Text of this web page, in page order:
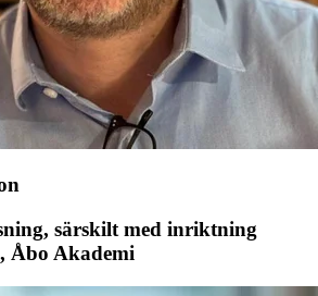
särskilt med inriktning
Åbo Akademi